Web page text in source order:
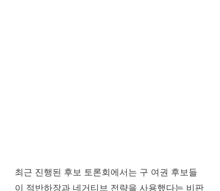
최근 진행된 후보 토론회에서는 구 여권 후보들
이 적반하장과 네거티브 전략을 사용했다는 비판